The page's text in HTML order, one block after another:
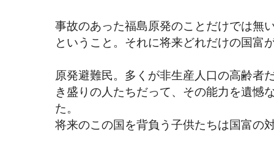
事故のあった福島原発のことだけでは無
ということ。それに将来どれだけの国富
原発避難民。多くが非生産人口の高齢者
き盛りの人たちだって、その能力を遺憾
た。
将来のこの国を背負う子供たちは国富の